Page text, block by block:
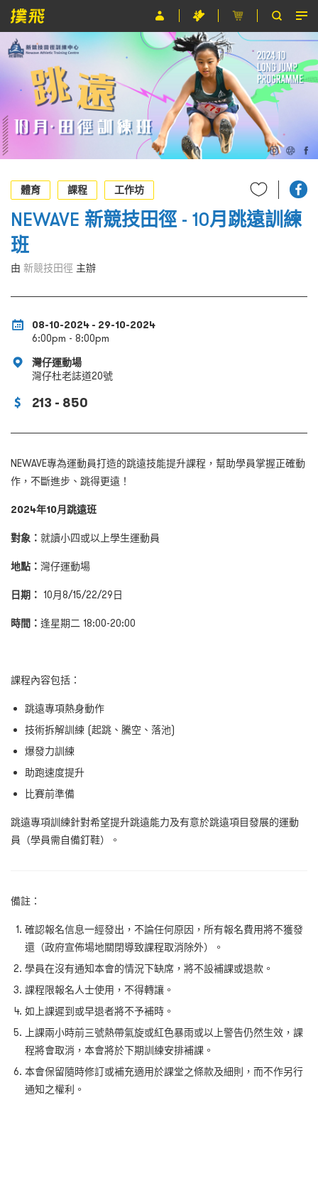
節目
主辦單位
EN
體育
課程 工作坊
NEWAVE 新競技田徑 - 10月跳遠訓練
班
由 新競技田徑 主辦
08-10-2024 - 29-10-2024
6:00pm - 8:00pm
灣仔運動場
灣仔杜老誌道20號
213 - 850
NEWAVE專為運動員打造的跳遠技能提升課程，幫助學員掌握正確動
作，不斷進步、跳得更遠！
2024年10月跳遠班
對象： 就讀小四或以上學生運動員
地點： 灣仔運動場
日期： 10月8/15/22/29日
時間： 逢星期二 18:00-20:00
課程內容包括：
跳遠專項熱身動作
技術拆解訓練 (起跳、騰空、落池)
爆發力訓練
助跑速度提升
比賽前準備
跳遠專項訓練針對希望提升跳遠能力及有意於跳遠項目發展的運動
員（學員需自備釘鞋）。
備註：
確認報名信息一經發出，不論任何原因，所有報名費用將不獲發
還（政府宣佈場地關閉導致課程取消除外）。
學員在沒有通知本會的情況下缺席，將不設補課或退款。
課程限報名人士使用，不得轉讓。
如上課遲到或早退者將不予補時。
上課兩小時前三號熱帶氣旋或紅色暴雨或以上警告仍然生效，課
程將會取消，本會將於下期訓練安排補課。
本會保留隨時修訂或補充適用於課堂之條款及細則，而不作另行
通知之權利。